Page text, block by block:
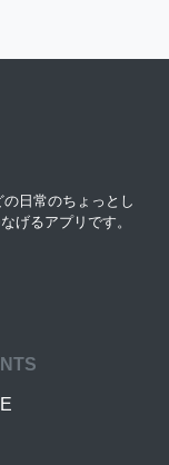
日常のちょっとし
げるアプリです。